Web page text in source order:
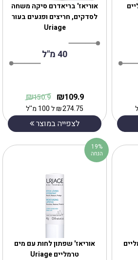
אוריאז' בריאדרם סיקה משחה
לסדקים, חריצים ופגעים בעור
Uriage
40 מ"ל
109.9
₪
150.9
₪
274.75
₪ל 100 מ''ל
לצפייה במוצר
אוריאז' שפתון לחות עם מים
טרמליים Uriage
19%
הנחה